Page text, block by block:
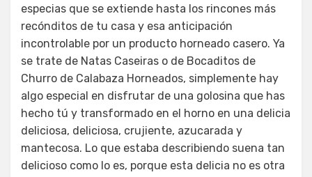
especias que se extiende hasta los rincones más
recónditos de tu casa y esa anticipación
incontrolable por un producto horneado casero. Ya
se trate de Natas Caseiras o de Bocaditos de
Churro de Calabaza Horneados, simplemente hay
algo especial en disfrutar de una golosina que has
hecho tú y transformado en el horno en una delicia
deliciosa, deliciosa, crujiente, azucarada y
mantecosa. Lo que estaba describiendo suena tan
delicioso como lo es, porque esta delicia no es otra